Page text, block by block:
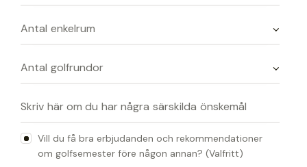
Vill du få bra erbjudanden och rekommendationer
om golfsemester före någon annan? (Valfritt)